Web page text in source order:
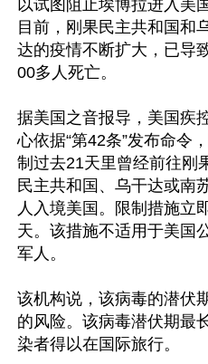
以试图阻止埃博拉进入美国
目前，刚果民主共和国和
达的疫情不断扩大，已导
00多人死亡。
据美国之音报导，美国疾
心依据“第42条”发布命令
制过去21天里曾经前往刚
民主共和国、乌干达或南
人入境美国。限制措施立
天。该措施不适用于美国
军人。
该机构说，该病毒的潜伏
的风险。该病毒潜伏期最
染者得以在国际旅行。